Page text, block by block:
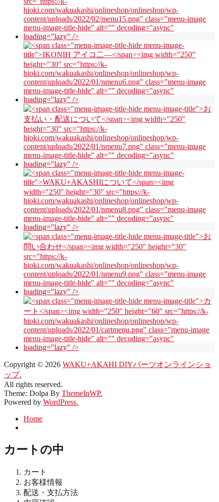
Copyright © 2026 WAKU+AKAHI DIYパーツオンラインショ
ップ.
All rights reserved.
Theme: Dolpa By ThemeInWP.
Powered by WordPress.
Home
カートの中
カート
お客様情報
配送・支払方法